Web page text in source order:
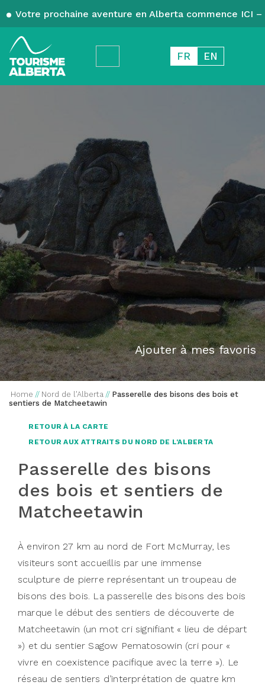
Votre prochaine aventure en Alberta commence ICI
FR EN
Ajouter à mes favoris
Home // Nord de l'Alberta // Passerelle des bisons des bois et
sentiers de Matcheetawin
RETOUR À LA CARTE
RETOUR AUX ATTRAITS DU NORD DE L'ALBERTA
Passerelle des bisons
des bois et sentiers de
Matcheetawin
À environ 27 km au nord de Fort McMurray, les
visiteurs sont accueillis par une immense
sculpture de pierre représentant un troupeau de
bisons des bois. La passerelle des bisons des bois
marque le début des sentiers de découverte de
Matcheetawin (un mot cri signifiant « lieu de départ
») et du sentier Sagow Pematosowin (cri pour «
vivre en coexistence pacifique avec la terre »). Le
réseau de sentiers d’interprétation de quatre km